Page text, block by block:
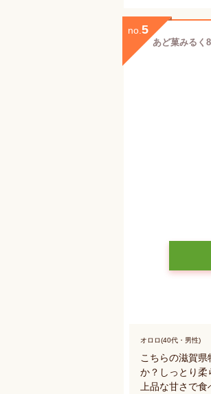
no. 5
オロロ(40代・男性)
こちらの滋賀
か？しっとり柔
上品な甘さで